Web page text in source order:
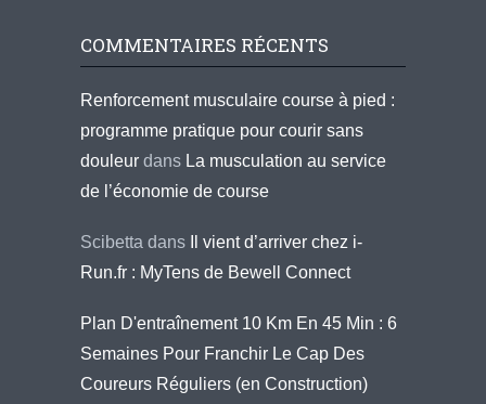
COMMENTAIRES RÉCENTS
Renforcement musculaire course à pied :
programme pratique pour courir sans
douleur dans La musculation au service
de l’économie de course
Scibetta dans
Il vient d’arriver chez i-
Run.fr : MyTens de Bewell Connect
Plan D'entraînement 10 Km En 45 Min : 6
Semaines Pour Franchir Le Cap Des
Coureurs Réguliers (en Construction)